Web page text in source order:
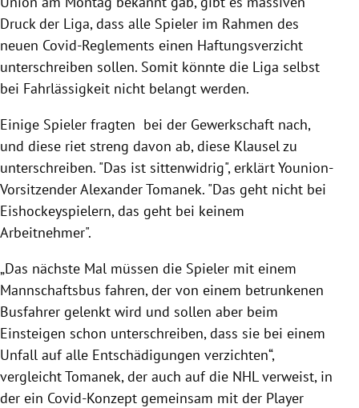
Druck der Liga, dass alle Spieler im Rahmen des
neuen Covid-Reglements einen Haftungsverzicht
unterschreiben sollen. Somit könnte die Liga selbst
bei Fahrlässigkeit nicht belangt werden.
Einige Spieler fragten bei der Gewerkschaft nach,
und diese riet streng davon ab, diese Klausel zu
unterschreiben. "Das ist sittenwidrig", erklärt Younion-
Vorsitzender Alexander Tomanek. "Das geht nicht bei
Eishockeyspielern, das geht bei keinem
Arbeitnehmer".
„Das nächste Mal müssen die Spieler mit einem
Mannschaftsbus fahren, der von einem betrunkenen
Busfahrer gelenkt wird und sollen aber beim
Einsteigen schon unterschreiben, dass sie bei einem
Unfall auf alle Entschädigungen verzichten“,
vergleicht Tomanek, der auch auf die NHL verweist, in
der ein Covid-Konzept gemeinsam mit der Player